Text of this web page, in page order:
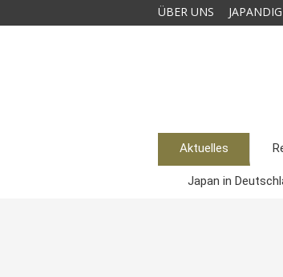
ÜBER UNS
Aktuelles
Japan in